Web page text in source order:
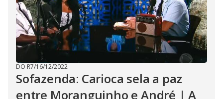
DO R7/16/12/2022
Sofazenda: Carioca sela a paz
entre Moranguinho e André | A